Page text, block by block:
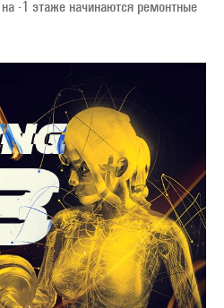
-1 этаже начинаются ремонтные